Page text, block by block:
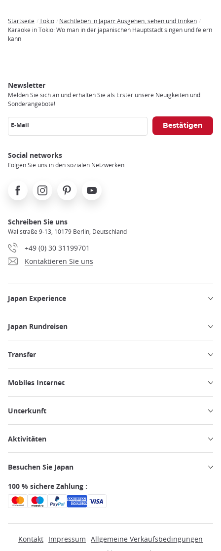
Breadcrumb
Startseite Tokio
Nachtleben in Japan: Ausgehen, sehen und trinken
Karaoke in Tokio: Wo man in der japanischen Hauptstadt singen und feiern
kann
Newsletter
Melden Sie sich an und erhalten Sie als Erster unsere Neuigkeiten und
Sonderangebote!
E-Mail
Social networks
Folgen Sie uns in den sozialen Netzwerken
FacebookInstagramPinterest Youtube
Schreiben Sie uns
Wallstraße 9-13, 10179 Berlin, Deutschland
+49 (0) 30 31199701
Kontaktieren Sie uns
Japan Experience
Japan Rundreisen
Transfer
Mobiles Internet
Unterkunft
Aktivitäten
Besuchen Sie Japan
100 % sichere Zahlung :
Kontakt Impressum Allgemeine Verkaufsbedingungen